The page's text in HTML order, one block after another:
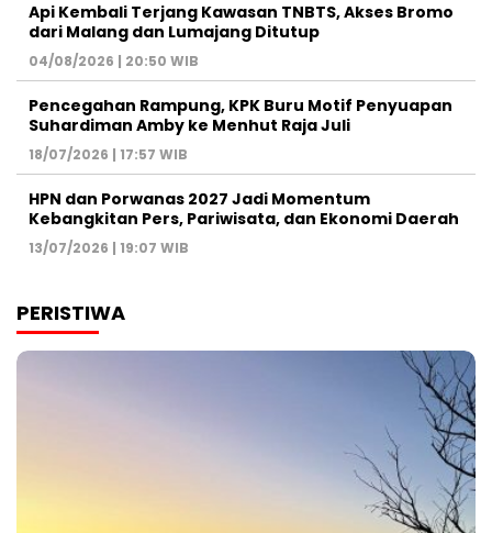
Api Kembali Terjang Kawasan TNBTS, Akses Bromo
dari Malang dan Lumajang Ditutup
04/08/2026 | 20:50 WIB
Pencegahan Rampung, KPK Buru Motif Penyuapan
Suhardiman Amby ke Menhut Raja Juli
18/07/2026 | 17:57 WIB
HPN dan Porwanas 2027 Jadi Momentum
Kebangkitan Pers, Pariwisata, dan Ekonomi Daerah
13/07/2026 | 19:07 WIB
PERISTIWA